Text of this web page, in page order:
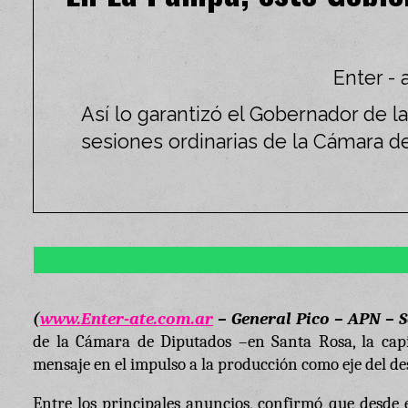
Así lo garantizó el Gobernador de
sesiones ordinarias de la Cámara
Enter -
(www.Enter-ate.com.ar – General Pico – APN –
de la Cámara de Diputados –en Santa Rosa, la
mensaje en el impulso a la producción como eje del
Entre los principales anuncios, confirmó que